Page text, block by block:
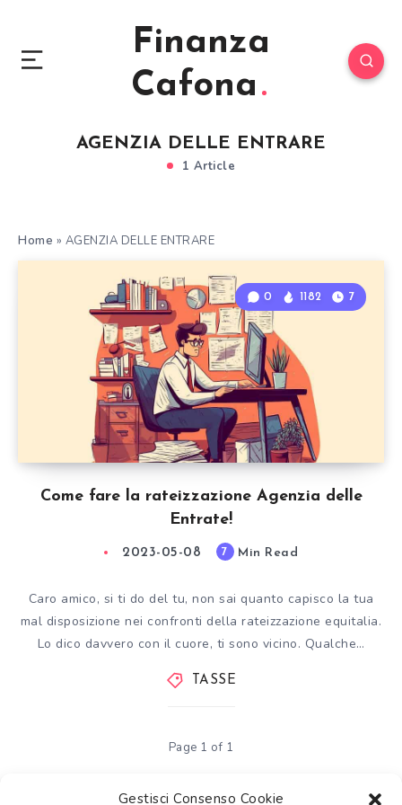
Gestisci Consenso Cookie
Finanza
Cafona
AGENZIA DELLE ENTRARE
1 Article
Home » AGENZIA DELLE ENTRARE
Come fare la rateizzazione Agenzia delle
Entrate!
0 1182 7
2023-05-08 7 Min Read
Caro amico, si ti do del tu, non sai quanto capisco la tua
mal disposizione nei confronti della rateizzazione equitalia.
Lo dico davvero con il cuore, ti sono vicino. Qualche…
TASSE
Page 1 of 1